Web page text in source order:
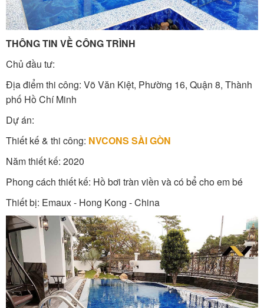
THÔNG TIN VỀ CÔNG TRÌNH
Chủ đầu tư:
Địa điểm thi công: Võ Văn Kiệt, Phường 16, Quận 8, Thành
phố Hồ Chí Minh
Dự án:
Thiết kế & thi công: NVCONS SÀI GÒN
Năm thiết kế: 2020
Phong cách thiết kế: Hồ bơi tràn viền và có bể cho em bé
Thiết bị: Emaux - Hong Kong - China